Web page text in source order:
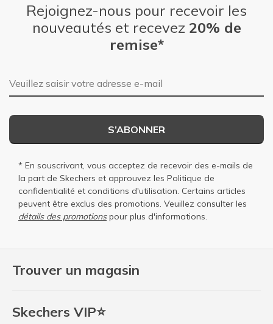
Trouver un magasin
Skechers VIP⭐
Rejoignez-nous pour recevoir les
nouveautés et recevez 20% de
remise*
Adresse e-mail
S’ABONNER
* En souscrivant, vous acceptez de recevoir des e-mails de
la part de Skechers et approuvez les Politique de
confidentialité et conditions d'utilisation. Certains articles
peuvent être exclus des promotions. Veuillez consulter les
détails des promotionspour plus d'informations.